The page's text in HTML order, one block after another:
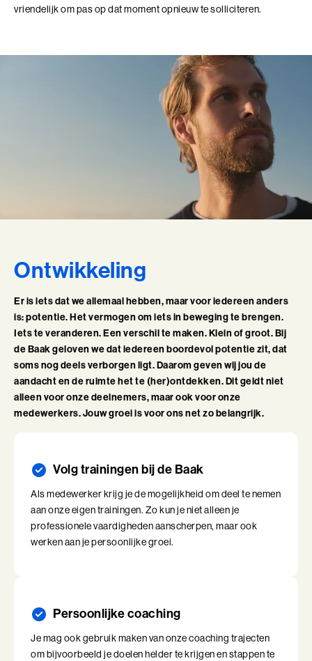
Perfectionisme in Balans (BaakBoost)
Professioneel Adviseren (BaakBoost)
Strategisch Adviseren
Talent Ontwikkelings Programma
Talent Ontwikkelings Programma (BaakBoost)
Teamleiderschap
Veilig Leiden
Young Executives Program
vriendelijk om pas op dat moment opnieuw te solliciteren.
Ontwikkeling
Er is iets dat we allemaal hebben, maar voor iedereen anders
is: potentie. Het vermogen om iets in beweging te brengen.
Iets te veranderen. Een verschil te maken. Klein of groot. Bij
de Baak geloven we dat iedereen boordevol potentie zit, dat
soms nog deels verborgen ligt. Daarom geven wij jou de
aandacht en de ruimte het te (her)ontdekken. Dit geldt niet
alleen voor onze deelnemers, maar ook voor onze
medewerkers. Jouw groei is voor ons net zo belangrijk.
Volg trainingen bij de Baak
Als medewerker krijg je de mogelijkheid om deel te nemen
aan onze eigen trainingen. Zo kun je niet alleen je
professionele vaardigheden aanscherpen, maar ook
werken aan je persoonlijke groei.
Persoonlijke coaching
Je mag ook gebruik maken van onze coaching trajecten
om bijvoorbeeld je doelen helder te krijgen en stappen te